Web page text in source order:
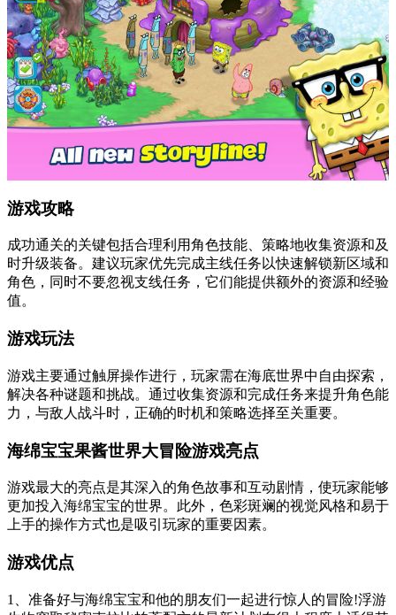
游戏攻略
成功通关的关键包括合理利用角色技能、策略地收集资源和及
时升级装备。建议玩家优先完成主线任务以快速解锁新区域和
角色，同时不要忽视支线任务，它们能提供额外的资源和经验
值。
游戏玩法
游戏主要通过触屏操作进行，玩家需在海底世界中自由探索，
解决各种谜题和挑战。通过收集资源和完成任务来提升角色能
力，与敌人战斗时，正确的时机和策略选择至关重要。
海绵宝宝果酱世界大冒险游戏亮点
游戏最大的亮点是其深入的角色故事和互动剧情，使玩家能够
更加投入海绵宝宝的世界。此外，色彩斑斓的视觉风格和易于
上手的操作方式也是吸引玩家的重要因素。
游戏优点
1、准备好与海绵宝宝和他的朋友们一起进行惊人的冒险!浮游